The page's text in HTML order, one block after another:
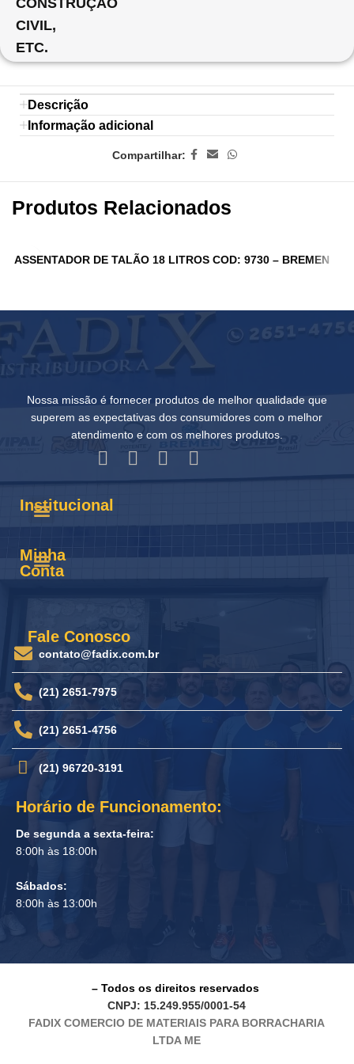
CONSTRUÇÃO
CIVIL,
ETC.
Descrição
Informação adicional
Compartilhar:
Produtos Relacionados
ASSENTADOR DE TALÃO 18 LITROS COD: 9730 – BREMEN
Nossa missão é fornecer produtos de melhor qualidade que
superem as expectativas dos consumidores com o melhor
atendimento e com os melhores produtos.
Institucional
Minha
Conta
Fale Conosco
contato@fadix.com.br
(21) 2651-7975
(21) 2651-4756
(21) 96720-3191
Horário de Funcionamento:
De segunda a sexta-feira:
8:00h às 18:00h
Sábados:
8:00h às 13:00h
– Todos os direitos reservados
CNPJ: 15.249.955/0001-54
FADIX COMERCIO DE MATERIAIS PARA BORRACHARIA
LTDA ME